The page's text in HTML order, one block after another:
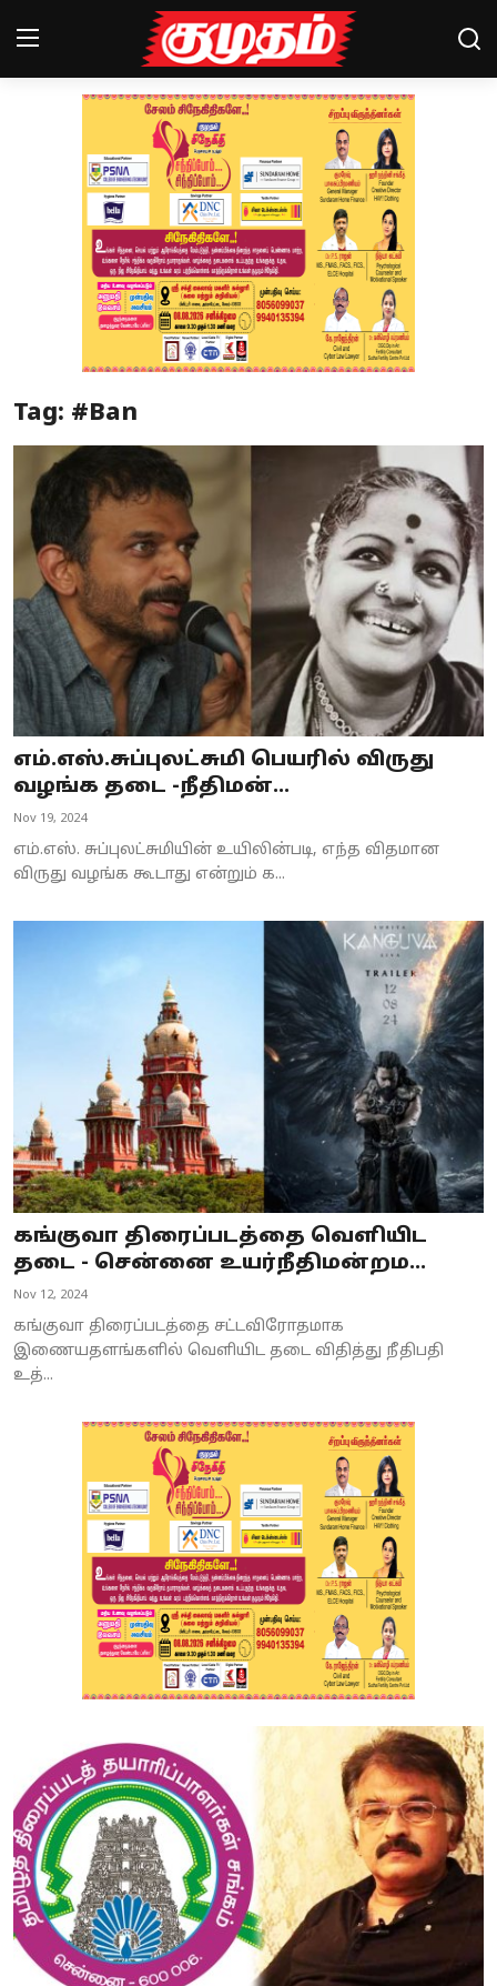
Magazines
Special Story
Business
Crime
Tamilnadu
National
World
Astrology
Spirituality
Weather
Politics
Tag: #Ban
எம்.எஸ்.சுப்புலட்சுமி பெயரில் விருது
வழங்க தடை -நீதிமன்...
Nov 19, 2024
எம்.எஸ். சுப்புலட்சுமியின் உயிலின்படி, எந்த விதமான
விருது வழங்க கூடாது என்றும் க...
கங்குவா திரைப்படத்தை வெளியிட
தடை - சென்னை உயர்நீதிமன்றம...
Nov 12, 2024
கங்குவா திரைப்படத்தை சட்டவிரோதமாக
இணையதளங்களில் வெளியிட தடை விதித்து நீதிபதி
உத்...